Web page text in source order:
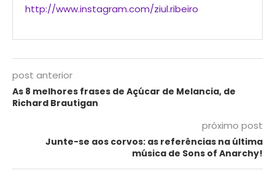
http://www.instagram.com/ziul.ribeiro
post anterior
As 8 melhores frases de Açúcar de Melancia, de
Richard Brautigan
próximo post
Junte-se aos corvos: as referências na última
música de Sons of Anarchy!